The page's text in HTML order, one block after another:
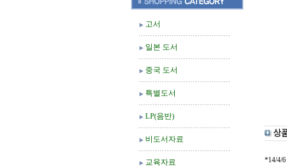
고서
일본 도서
중국 도서
특별도서
LP(음반)
비도서자료
교육자료 *14/4/6